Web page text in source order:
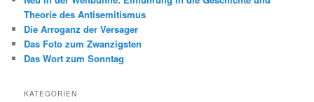
Theorie des Antisemitismus
Die Arroganz der Versager
Das Foto zum Zwanzigsten
Das Wort zum Sonntag
KATEGORIEN